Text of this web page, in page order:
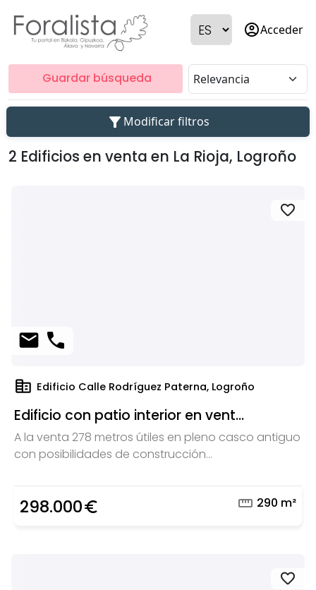
account_circleAcceder
Guardar búsqueda
filter_alt Modificar filtros
2 Edificios en venta en La Rioja, Logroño
favorite
mail phone
corporate_fare Edificio Calle Rodríguez Paterna, Logroño
Edificio con patio interior en vent...
A la venta 278 metros útiles en pleno casco antiguo
con posibilidades de construcción...
298.000euro_symbol straighten 290 m²
favorite